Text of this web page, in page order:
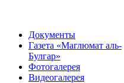
Документы
Газета «Маглюмат аль-
Булгар»
Фотогалерея
Видеогалерея